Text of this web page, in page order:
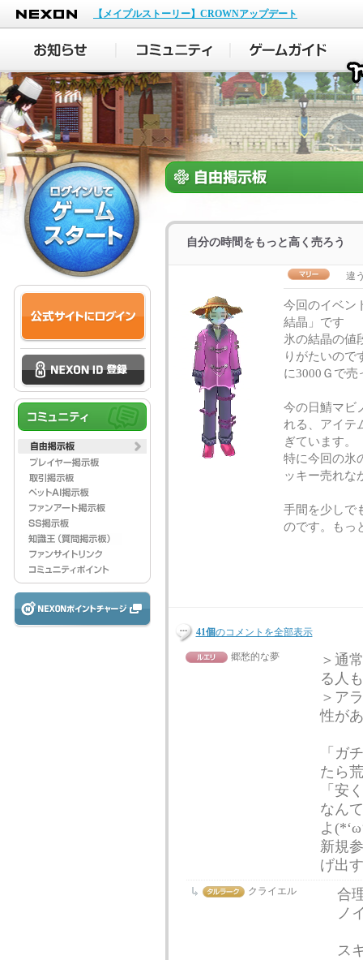
NEXON
【メイプルストーリー】CROWNアップデート
自分の時間をもっと高く売ろう
違
今回のイベン
結晶」です
氷の結晶の値
りがたいので
に3000Ｇで
今の日鯖マビ
れる、アイテ
ぎています。
特に今回の氷
ッキー売れな
手間を少しで
のです。もっ
41個のコメントを全部表示
郷愁的な夢
＞通
る人
＞ア
性が
「ガ
たら
「安
なん
よ
新規
げ出
クライエル
合
ノ
ス